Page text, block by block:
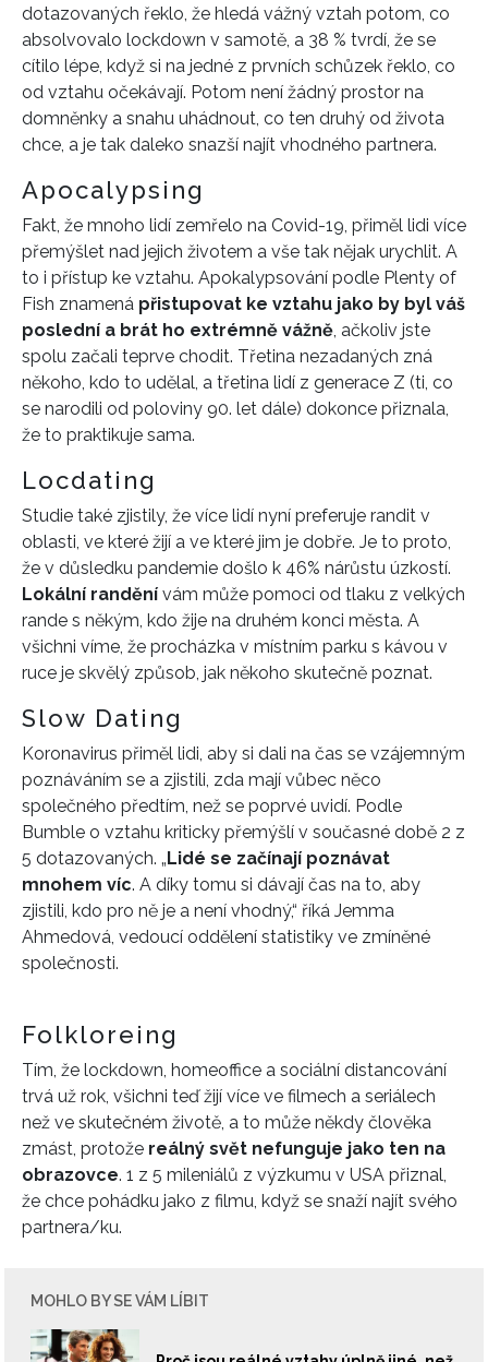
dotazovaných řeklo, že hledá vážný vztah potom, co
absolvovalo lockdown v samotě, a 38 % tvrdí, že se
cítilo lépe, když si na jedné z prvních schůzek řeklo, co
od vztahu očekávají. Potom není žádný prostor na
domněnky a snahu uhádnout, co ten druhý od života
chce, a je tak daleko snazší najít vhodného partnera.
Apocalypsing
Fakt, že mnoho lidí zemřelo na Covid-19, přiměl lidi více
přemýšlet nad jejich životem a vše tak nějak urychlit. A
to i přístup ke vztahu. Apokalypsování podle Plenty of
Fish znamená přistupovat ke vztahu jako by byl váš
poslední a brát ho extrémně vážně, ačkoliv jste
spolu začali teprve chodit. Třetina nezadaných zná
někoho, kdo to udělal, a třetina lidí z generace Z (ti, co
se narodili od poloviny 90. let dále) dokonce přiznala,
že to praktikuje sama.
Locdating
Studie také zjistily, že více lidí nyní preferuje randit v
oblasti, ve které žijí a ve které jim je dobře. Je to proto,
že v důsledku pandemie došlo k 46% nárůstu úzkostí.
Lokální randění vám může pomoci od tlaku z velkých
rande s někým, kdo žije na druhém konci města. A
všichni víme, že procházka v místním parku s kávou v
ruce je skvělý způsob, jak někoho skutečně poznat.
Slow Dating
Koronavirus přiměl lidi, aby si dali na čas se vzájemným
poznáváním se a zjistili, zda mají vůbec něco
společného předtím, než se poprvé uvidí. Podle
Bumble o vztahu kriticky přemýšlí v současné době 2 z
5 dotazovaných. „ Lidé se začínají poznávat
mnohem víc. A díky tomu si dávají čas na to, aby
zjistili, kdo pro ně je a není vhodný,“ říká Jemma
Ahmedová, vedoucí oddělení statistiky ve zmíněné
společnosti.
Folkloreing
Tím, že lockdown, homeoffice a sociální distancování
trvá už rok, všichni teď žijí více ve filmech a seriálech
než ve skutečném životě, a to může někdy člověka
zmást, protože reálný svět nefunguje jako ten na
obrazovce. 1 z 5 mileniálů z výzkumu v USA přiznal,
že chce pohádku jako z filmu, když se snaží najít svého
partnera/ku.
MOHLO BY SE VÁM LÍBIT